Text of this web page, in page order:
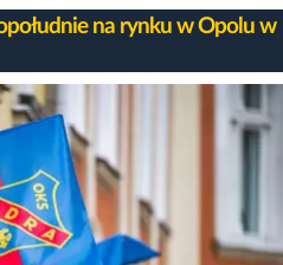
na rynku w Opolu w